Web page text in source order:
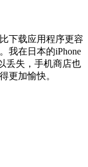
下载应用程序更容
我在日本的iPhone
丢失，手机商店也
更加愉快。